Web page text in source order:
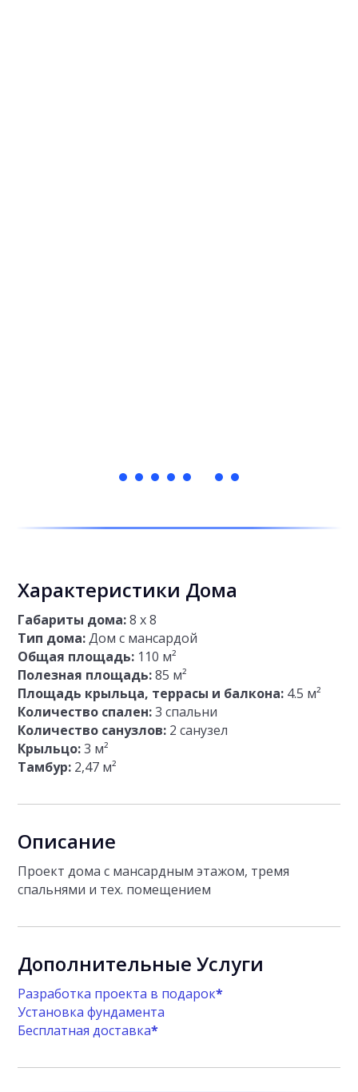
Характеристики Дома
Габариты дома:8 х 8
Тип дома:Дом с мансардой
Общая площадь: 110 м²
Полезная площадь:85 м²
Площадь крыльца, террасы и балкона: 4.5 м²
Количество спален:3 спальни
Количество санузлов: 2 санузел
Крыльцо:3 м²
Тамбур: 2,47 м²
Описание
Проект дома с мансардным этажом, тремя
спальнями и тех. помещением
Дополнительные Услуги
Разработка проекта в подарок*
Установка фундамента
Бесплатная доставка*